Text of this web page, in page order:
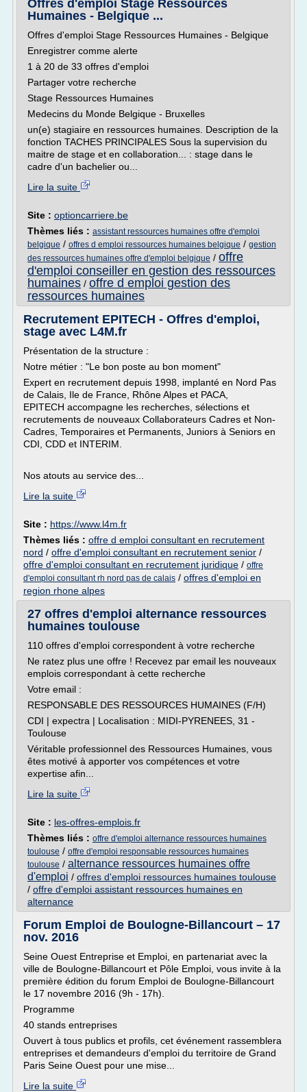
Offres d'emploi Stage Ressources
Humaines - Belgique ...
Offres d'emploi Stage Ressources Humaines - Belgique
Enregistrer comme alerte
1 à 20 de 33 offres d'emploi
Partager votre recherche
Stage Ressources Humaines
Medecins du Monde Belgique - Bruxelles
un(e) stagiaire en ressources humaines. Description de la
fonction TACHES PRINCIPALES Sous la supervision du
maitre de stage et en collaboration... : stage dans le
cadre d'un bachelier ou...
Lire la suite
Site : optioncarriere.be
Thèmes liés : assistant ressources humaines offre d'emploi
belgique / offres d emploi ressources humaines belgique / gestion
des ressources humaines offre d'emploi belgique / offre
d'emploi conseiller en gestion des ressources
humaines / offre d emploi gestion des
ressources humaines
Recrutement EPITECH - Offres d'emploi,
stage avec L4M.fr
Présentation de la structure :
Notre métier : "Le bon poste au bon moment"
Expert en recrutement depuis 1998, implanté en Nord Pas
de Calais, Ile de France, Rhône Alpes et PACA,
EPITECH accompagne les recherches, sélections et
recrutements de nouveaux Collaborateurs Cadres et Non-
Cadres, Temporaires et Permanents, Juniors à Seniors en
CDI, CDD et INTERIM.
Nos atouts au service des...
Lire la suite
Site : https://www.l4m.fr
Thèmes liés : offre d emploi consultant en recrutement
nord / offre d'emploi consultant en recrutement senior /
offre d'emploi consultant en recrutement juridique / offre
d'emploi consultant rh nord pas de calais / offres d'emploi en
region rhone alpes
27 offres d'emploi alternance ressources
humaines toulouse
110 offres d'emploi correspondent à votre recherche
Ne ratez plus une offre ! Recevez par email les nouveaux
emplois correspondant à cette recherche
Votre email :
RESPONSABLE DES RESSOURCES HUMAINES (F/H)
CDI | expectra | Localisation : MIDI-PYRENEES, 31 -
Toulouse
Véritable professionnel des Ressources Humaines, vous
êtes motivé à apporter vos compétences et votre
expertise afin...
Lire la suite
Site : les-offres-emplois.fr
Thèmes liés : offre d'emploi alternance ressources humaines
toulouse / offre d'emploi responsable ressources humaines
toulouse / alternance ressources humaines offre
d'emploi / offres d'emploi ressources humaines toulouse
/ offre d'emploi assistant ressources humaines en
alternance
Forum Emploi de Boulogne-Billancourt – 17
nov. 2016
Seine Ouest Entreprise et Emploi, en partenariat avec la
ville de Boulogne-Billancourt et Pôle Emploi, vous invite à la
première édition du forum Emploi de Boulogne-Billancourt
le 17 novembre 2016 (9h - 17h).
Programme
40 stands entreprises
Ouvert à tous publics et profils, cet événement rassemblera
entreprises et demandeurs d'emploi du territoire de Grand
Paris Seine Ouest pour une mise...
Lire la suite